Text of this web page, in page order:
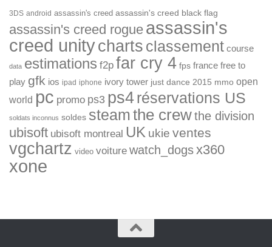
3DS android assassin's creed assassin's creed black flag
assassin's creed rogue assassin's
creed unitycharts classement course
data estimations f2p far cry 4 fps france free to
play gfk ios ipad iphone ivory tower just dance 2015 mmo open
world pc promo ps3 ps4réservations US
soldats inconnus soldes steamthe crewthe division
ubisoft ubisoft montreal UK ukie ventes
vgchartz video voiture watch_dogsx360
xone